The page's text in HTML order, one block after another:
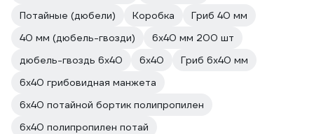
Потайные (дюбели)
Коробка
Гриб 40 мм
40 мм (дюбель-гвозди)
6х40 мм 200 шт
дюбель-гвоздь 6х40
6х40
Гриб 6х40 мм
6х40 грибовидная манжета
6х40 потайной бортик полипропилен
6х40 полипропилен потай